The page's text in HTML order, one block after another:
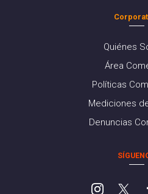
Quiénes
Área
Políticas
Mediciones
Denuncias